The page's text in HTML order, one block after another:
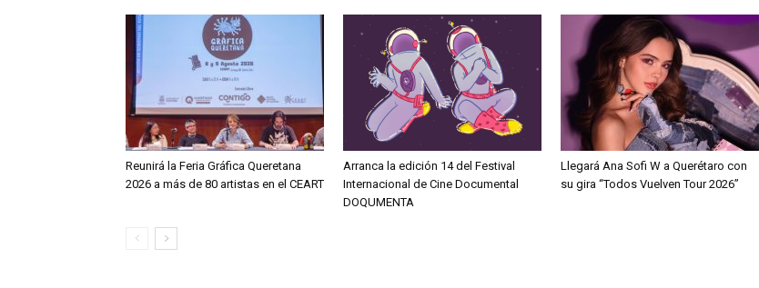
Reunirá la Feria Gráfica Queretana
2026 a más de 80 artistas en el CEART
Arranca la edición 14 del Festival
Internacional de Cine Documental
DOQUMENTA
Llegará Ana Sofi W a Querétaro con
su gira “Todos Vuelven Tour 2026”